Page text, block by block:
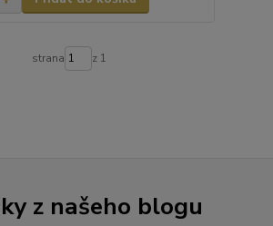
strana z 1
z našeho blogu